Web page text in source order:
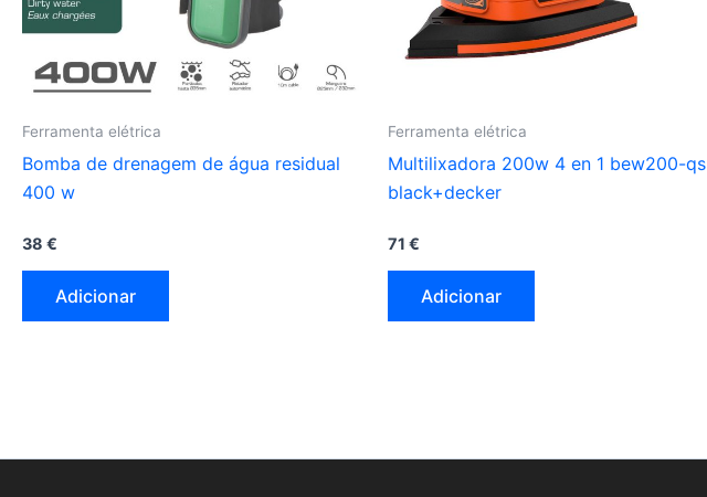
Ferramenta elétrica
Bomba de drenagem de água residual
400 w
38 €
Adicionar
Ferramenta elétrica
Multilixadora 200w 4 en 1 bew200-qs
black+decker
71 €
Adicionar